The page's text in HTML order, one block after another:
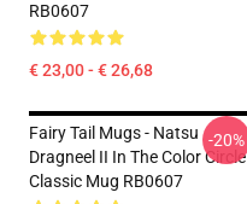
RB0607
€ 23,00 - € 26,68
Fairy Tail Mugs - Natsu
Dragneel II In The Color Circle
Classic Mug RB0607
-20%